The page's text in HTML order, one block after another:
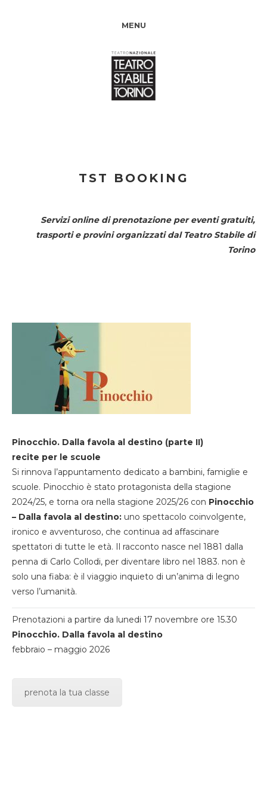
MENU
TST BOOKING
Servizi online di prenotazione per eventi gratuiti,
trasporti e provini organizzati dal Teatro Stabile di
Torino
Pinocchio. Dalla favola al destino (parte II)
recite per le scuole
Si rinnova l’appuntamento dedicato a bambini, famiglie e
scuole. Pinocchio è stato protagonista della stagione
2024/25, e torna ora nella stagione 2025/26 con Pinocchio
– Dalla favola al destino: uno spettacolo coinvolgente,
ironico e avventuroso, che continua ad affascinare
spettatori di tutte le età. Il racconto nasce nel 1881 dalla
penna di Carlo Collodi, per diventare libro nel 1883. non è
solo una fiaba: è il viaggio inquieto di un’anima di legno
verso l’umanità.
Prenotazioni a partire da lunedi 17 novembre ore 15.30
Pinocchio. Dalla favola al destino
febbraio – maggio 2026
prenota la tua classe